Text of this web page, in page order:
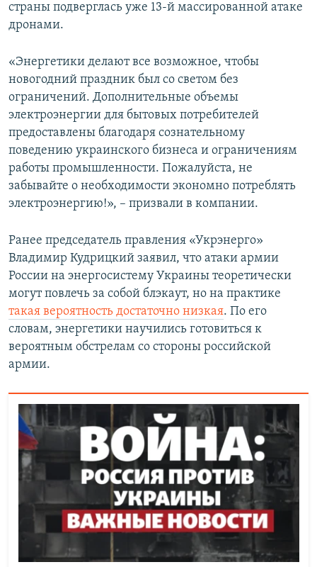
страны подверглась уже 13-й массированной атаке
дронами.
«Энергетики делают все возможное, чтобы
новогодний праздник был со светом без
ограничений. Дополнительные объемы
электроэнергии для бытовых потребителей
предоставлены благодаря сознательному
поведению украинского бизнеса и ограничениям
работы промышленности. Пожалуйста, не
забывайте о необходимости экономно потреблять
электроэнергию!», – призвали в компании.
Ранее председатель правления «Укрэнерго»
Владимир Кудрицкий заявил, что атаки армии
России на энергосистему Украины теоретически
могут повлечь за собой блэкаут, но на практике
такая вероятность достаточно низкая. По его
словам, энергетики научились готовиться к
вероятным обстрелам со стороны российской
армии.